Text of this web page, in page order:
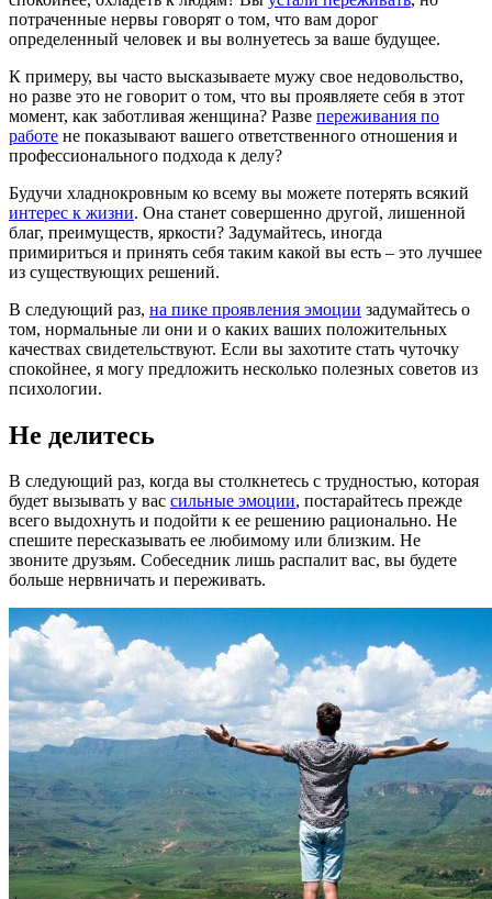
потраченные нервы говорят о том, что вам дорог
определенный человек и вы волнуетесь за ваше будущее.
К примеру, вы часто высказываете мужу свое недовольство,
но разве это не говорит о том, что вы проявляете себя в этот
момент, как заботливая женщина? Разве переживания по
работе не показывают вашего ответственного отношения и
профессионального подхода к делу?
Будучи хладнокровным ко всему вы можете потерять всякий
интерес к жизни. Она станет совершенно другой, лишенной
благ, преимуществ, яркости? Задумайтесь, иногда
примириться и принять себя таким какой вы есть – это лучшее
из существующих решений.
В следующий раз, на пике проявления эмоции задумайтесь о
том, нормальные ли они и о каких ваших положительных
качествах свидетельствуют. Если вы захотите стать чуточку
спокойнее, я могу предложить несколько полезных советов из
психологии.
Не делитесь
В следующий раз, когда вы столкнетесь с трудностью, которая
будет вызывать у вас сильные эмоции, постарайтесь прежде
всего выдохнуть и подойти к ее решению рационально. Не
спешите пересказывать ее любимому или близким. Не
звоните друзьям. Собеседник лишь распалит вас, вы будете
больше нервничать и переживать.